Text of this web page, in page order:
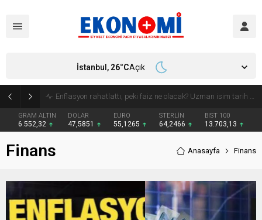
Bakan Kurum: Atık artış hızı yarı yarıya inmeli
GRAM ALTIN
6.552,32
DOLAR
47,5851
EURO
55,1265
STERLİN
64,2466
BIST 100
13.703,13
İstanbul, 26°CAçık
Finans Anasayfa Finans